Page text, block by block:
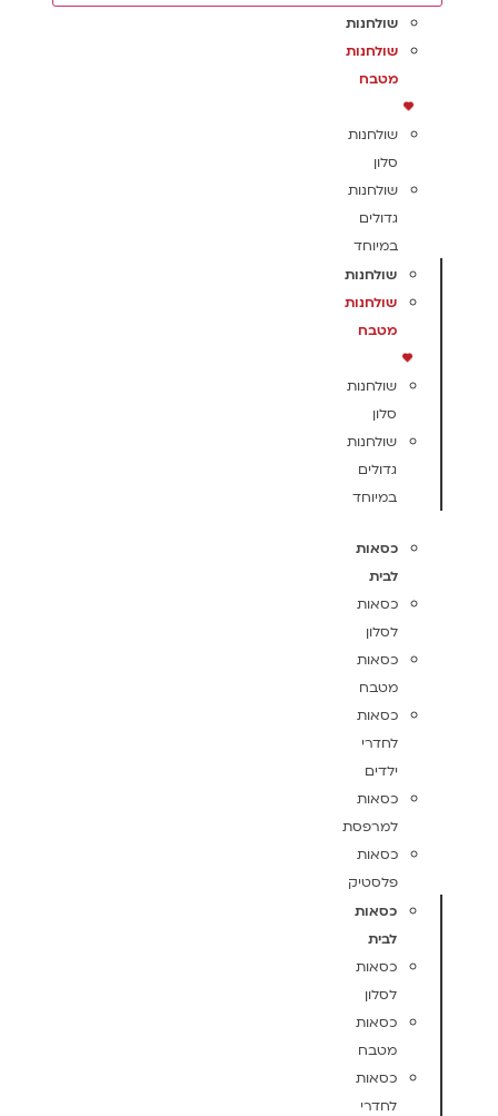
שולחנות
שולחנות
מטבח
שולחנות
סלון
שולחנות
גדולים
במיוחד
שולחנות
שולחנות
מטבח
שולחנות
סלון
שולחנות
גדולים
במיוחד
כסאות
לבית
כסאות
לסלון
כסאות
מטבח
כסאות
לחדרי
ילדים
כסאות
למרפסת
כסאות
פלסטיק
כסאות
לבית
כסאות
לסלון
כסאות
מטבח
כסאות
לחדרי